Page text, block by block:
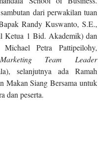
dari perwakilan tuan
Randy Kuswanto, S.E.,
Ketua 1 Bid. Akademik) dan
Petra Pattipeilohy,
Marketing Team Leader
selanjutnya ada Ramah
Makan Siang Bersama untuk
dan peserta.